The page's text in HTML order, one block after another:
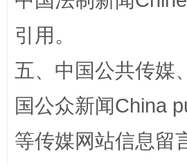
引用。
五、中国公共传媒
国公众新闻China
等传媒网站信息留